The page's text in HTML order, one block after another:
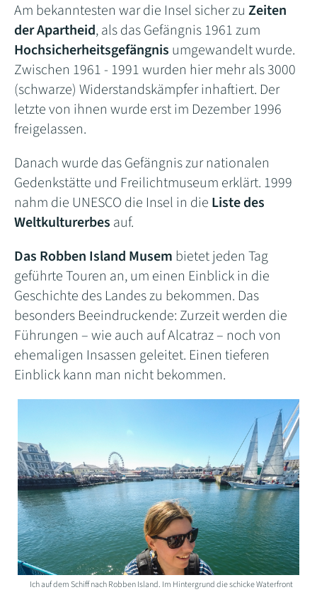
Am bekanntesten war die Insel sicher zu Zeiten
der Apartheid, als das Gefängnis 1961 zum
Hochsicherheitsgefängnis umgewandelt wurde.
Zwischen 1961 - 1991 wurden hier mehr als 3000
(schwarze) Widerstandskämpfer inhaftiert. Der
letzte von ihnen wurde erst im Dezember 1996
freigelassen.
Danach wurde das Gefängnis zur nationalen
Gedenkstätte und Freilichtmuseum erklärt. 1999
nahm die UNESCO die Insel in die Liste des
Weltkulturerbes auf.
Das Robben Island Musem bietet jeden Tag
geführte Touren an, um einen Einblick in die
Geschichte des Landes zu bekommen. Das
besonders Beeindruckende: Zurzeit werden die
Führungen – wie auch auf Alcatraz – noch von
ehemaligen Insassen geleitet. Einen tieferen
Einblick kann man nicht bekommen.
Ich auf dem Schiff nach Robben Island. Im Hintergrund die schicke Waterfront